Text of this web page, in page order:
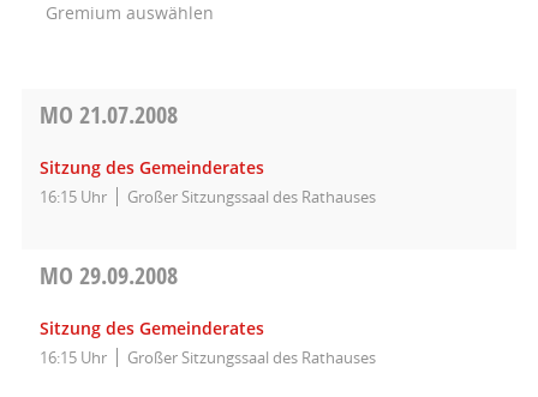
Gremium auswählen
MO 21.07.2008
Sitzung des Gemeinderates
16:15 Uhr Großer Sitzungssaal des Rathauses
MO 29.09.2008
Sitzung des Gemeinderates
16:15 Uhr Großer Sitzungssaal des Rathauses